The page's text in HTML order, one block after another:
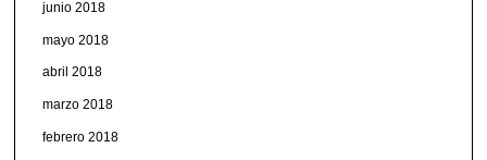
junio 2018
mayo 2018
abril 2018
marzo 2018
febrero 2018